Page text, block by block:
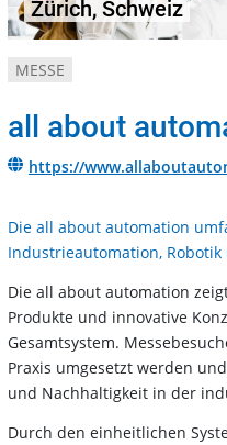
Zürich, Schweiz
MESSE
all about
https://
Die all about automation
Industrieautomation,
Die all about automation
Produkte und innovative
Gesamtsystem.
Praxis umgesetzt werden
und Nachhaltigkeit in der
Durch den einheitlichen